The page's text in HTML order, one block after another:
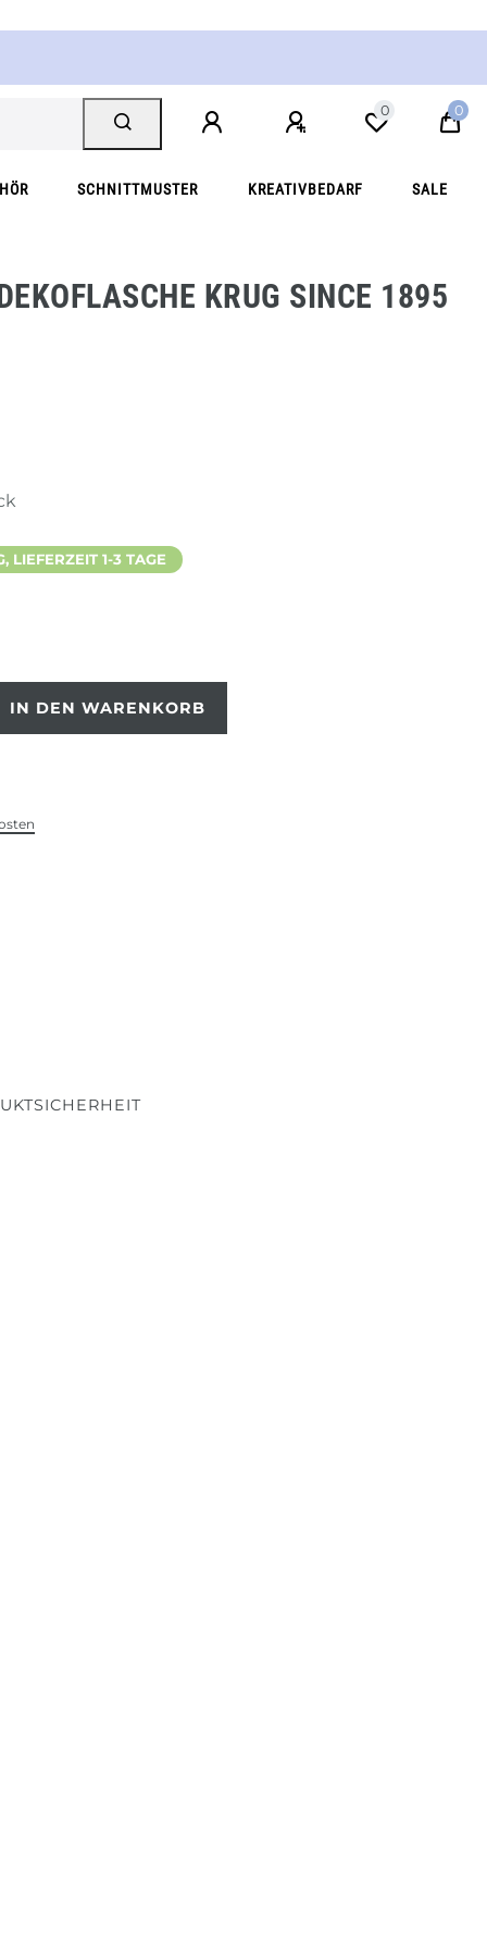
0 0
SCHNITTMUSTER KREATIVBEDARF SALE
KRUG SINCE 1895
LIEFERZEIT 1-3 TAGE
IN DEN WARENKORB